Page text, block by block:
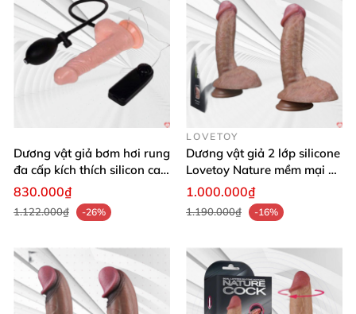
Dương vật giả bơm hơi rung
đa cấp kích thích silicon cao
cấp
830.000₫
1.122.000₫ -26%
LOVETOY
Dương vật giả 2 lớp silicone
Lovetoy Nature mềm mại an
toàn sức khỏe
1.000.000₫
1.190.000₫ -16%